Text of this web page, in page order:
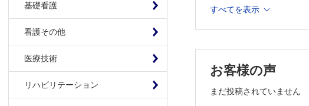
基礎看護
看護その他
医療技術
リハビリテーション
3 リンパ浮腫の予防と治
1 圧迫療法に使用される
2 弾性ストッキングと
すべてを表示
お客様の声
まだ投稿されていません